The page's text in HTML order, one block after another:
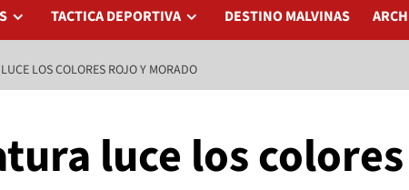
TACTICA DEPORTIVA DESTINO MALVINAS
LOS COLORES ROJO Y MORADO
luce los